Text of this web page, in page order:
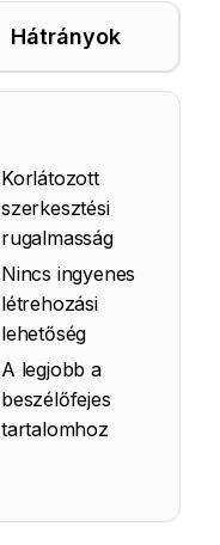
Hátrányok
Korlátozott
szerkesztési
rugalmasság
Nincs ingyenes
létrehozási
lehetőség
A legjobb a
beszélőfejes
tartalomhoz